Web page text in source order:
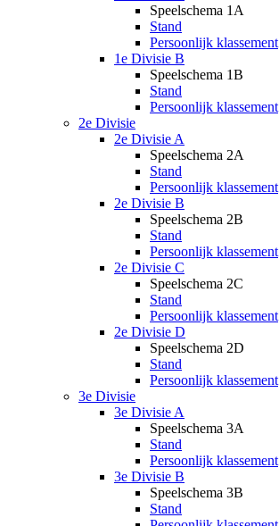
Speelschema 1A
Stand
Persoonlijk klassement
1e Divisie B
Speelschema 1B
Stand
Persoonlijk klassement
2e Divisie
2e Divisie A
Speelschema 2A
Stand
Persoonlijk klassement
2e Divisie B
Speelschema 2B
Stand
Persoonlijk klassement
2e Divisie C
Speelschema 2C
Stand
Persoonlijk klassement
2e Divisie D
Speelschema 2D
Stand
Persoonlijk klassement
3e Divisie
3e Divisie A
Speelschema 3A
Stand
Persoonlijk klassement
3e Divisie B
Speelschema 3B
Stand